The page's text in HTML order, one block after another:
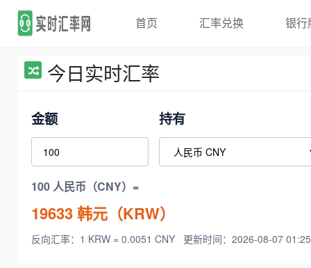
首页 汇率兑换 银行
今日实时汇率
金额 持有
100 人民币（CNY）=
19633韩元（KRW）
反向汇率：1 KRW = 0.0051 CNY 更新时间：2026-08-07